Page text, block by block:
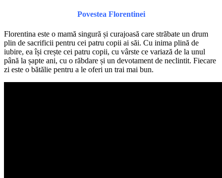
Povestea Florentinei
Florentina este o mamă singură și curajoasă care străbate un drum
plin de sacrificii pentru cei patru copii ai săi. Cu inima plină de
iubire, ea își crește cei patru copii, cu vârste ce variază de la unul
până la șapte ani, cu o răbdare și un devotament de neclintit. Fiecare
zi este o bătălie pentru a le oferi un trai mai bun.